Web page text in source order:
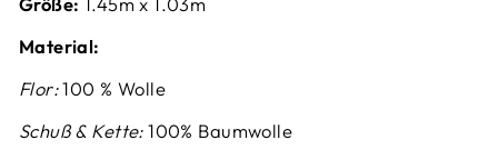
Material:
Flor:100 % Wolle
Schuß & Kette:100% Baumwolle